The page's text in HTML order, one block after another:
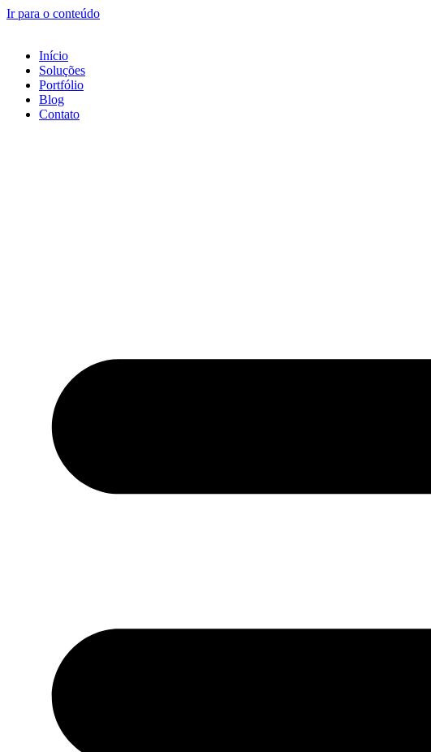
Ir para o conteúdo
Início
Soluções
Portfólio
Blog
Contato